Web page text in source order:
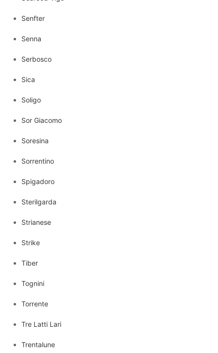
Senfter
Senna
Serbosco
Sica
Soligo
Sor Giacomo
Soresina
Sorrentino
Spigadoro
Sterilgarda
Strianese
Strike
Tiber
Tognini
Torrente
Tre Latti Lari
Trentalune